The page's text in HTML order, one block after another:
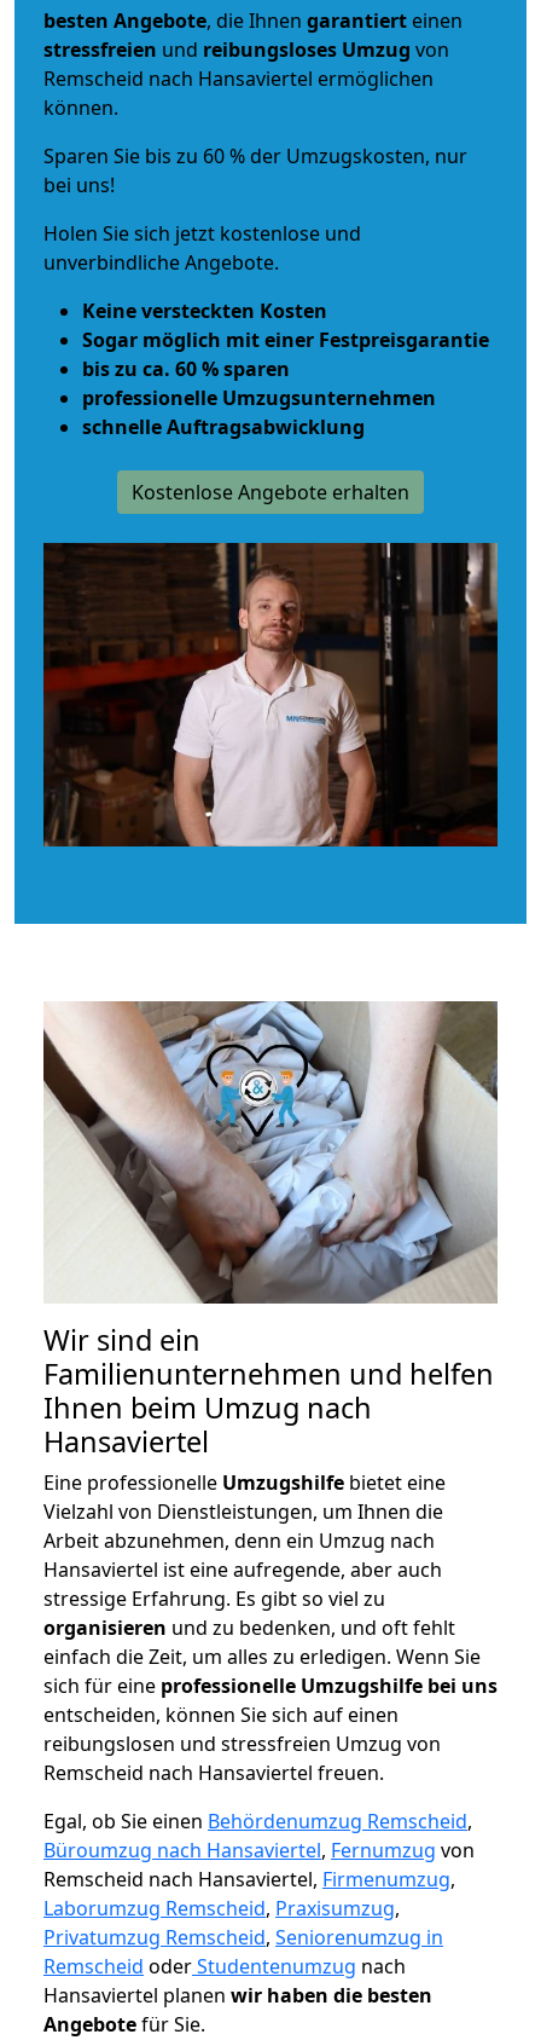
besten Angebote, die Ihnen garantiert einen
stressfreien und reibungsloses Umzug von
Remscheid nach Hansaviertel ermöglichen
können.
Sparen Sie bis zu 60 % der Umzugskosten, nur
bei uns!
Holen Sie sich jetzt kostenlose und
unverbindliche Angebote.
Keine versteckten Kosten
Sogar möglich mit einer Festpreisgarantie
bis zu ca. 60 % sparen
professionelle Umzugsunternehmen
schnelle Auftragsabwicklung
Kostenlose Angebote erhalten
Wir sind ein
Familienunternehmen und helfen
Ihnen beim Umzug nach
Hansaviertel
Eine professionelle Umzugshilfe bietet eine
Vielzahl von Dienstleistungen, um Ihnen die
Arbeit abzunehmen, denn ein Umzug nach
Hansaviertel ist eine aufregende, aber auch
stressige Erfahrung. Es gibt so viel zu
organisieren und zu bedenken, und oft fehlt
einfach die Zeit, um alles zu erledigen. Wenn Sie
sich für eine professionelle Umzugshilfe bei uns
entscheiden, können Sie sich auf einen
reibungslosen und stressfreien Umzug von
Remscheid nach Hansaviertel freuen.
Egal, ob Sie einen Behördenumzug Remscheid,
Büroumzug nach Hansaviertel, Fernumzug von
Remscheid nach Hansaviertel, Firmenumzug,
Laborumzug Remscheid, Praxisumzug,
Privatumzug Remscheid, Seniorenumzug in
Remscheid oderStudentenumzug nach
Hansaviertel planen wir haben die besten
Angebotefür Sie.